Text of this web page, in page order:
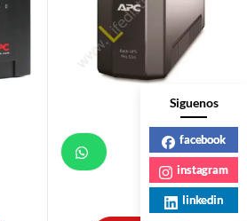
Siguenos
facebook
instagram
linkedin